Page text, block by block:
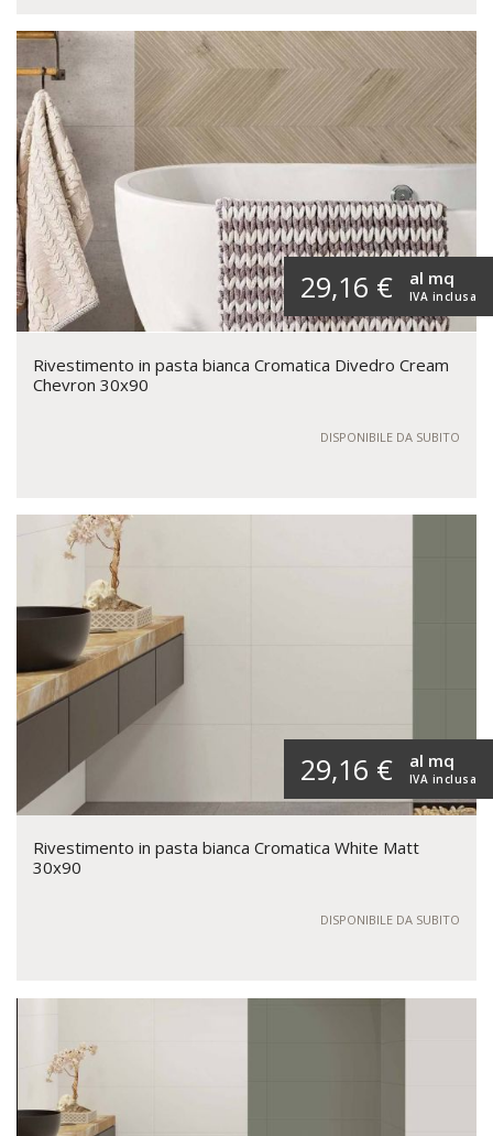
29,16 € IVA inclusa
al mq
Rivestimento in pasta bianca Cromatica Divedro Cream
Chevron 30x90
DISPONIBILE DA SUBITO
29,16 € IVA inclusa
al mq
Rivestimento in pasta bianca Cromatica White Matt
30x90
DISPONIBILE DA SUBITO